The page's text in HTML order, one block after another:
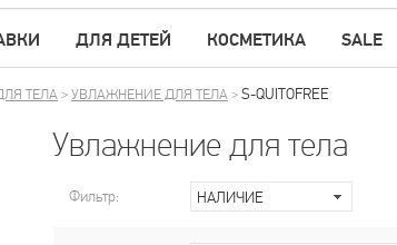
ДЛЯ ДЕТЕЙ КОСМЕТИКА SALE
ТЕЛА>УВЛАЖНЕНИЕ ДЛЯ ТЕЛА>S-QUITOFREE
Увлажнение для тела
Фильтр: НАЛИЧИЕ